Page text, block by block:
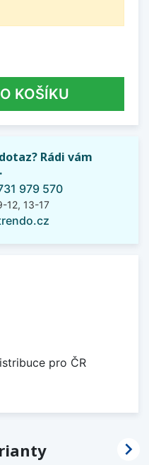
KOŠÍKU
Rádi vám
979 570
12, 13-17
pro ČR
